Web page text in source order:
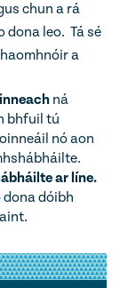
chun a rá
dona leo. Tá sé
a
ná
bhfuil tú
nó aon
ar líne.
dóibh